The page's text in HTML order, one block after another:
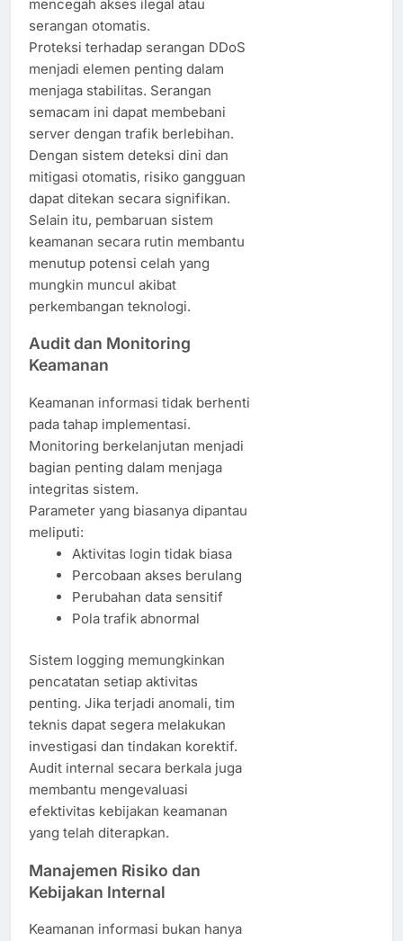
mencegah akses ilegal atau
serangan otomatis.
Proteksi terhadap serangan DDoS
menjadi elemen penting dalam
menjaga stabilitas. Serangan
semacam ini dapat membebani
server dengan trafik berlebihan.
Dengan sistem deteksi dini dan
mitigasi otomatis, risiko gangguan
dapat ditekan secara signifikan.
Selain itu, pembaruan sistem
keamanan secara rutin membantu
menutup potensi celah yang
mungkin muncul akibat
perkembangan teknologi.
Audit dan Monitoring
Keamanan
Keamanan informasi tidak berhenti
pada tahap implementasi.
Monitoring berkelanjutan menjadi
bagian penting dalam menjaga
integritas sistem.
Parameter yang biasanya dipantau
meliputi:
Aktivitas login tidak biasa
Percobaan akses berulang
Perubahan data sensitif
Pola trafik abnormal
Sistem logging memungkinkan
pencatatan setiap aktivitas
penting. Jika terjadi anomali, tim
teknis dapat segera melakukan
investigasi dan tindakan korektif.
Audit internal secara berkala juga
membantu mengevaluasi
efektivitas kebijakan keamanan
yang telah diterapkan.
Manajemen Risiko dan
Kebijakan Internal
Keamanan informasi bukan hanya